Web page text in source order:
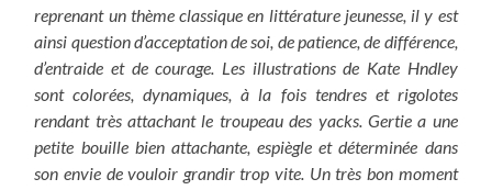
reprenant un thème classique en littérature jeunesse, il y est
ainsi question d’acceptation de soi, de patience, de différence,
d’entraide et de courage. Les illustrations de Kate Hndley
sont colorées, dynamiques, à la fois tendres et rigolotes
rendant très attachant le troupeau des yacks. Gertie a une
petite bouille bien attachante, espiègle et déterminée dans
son envie de vouloir grandir trop vite. Un très bon moment